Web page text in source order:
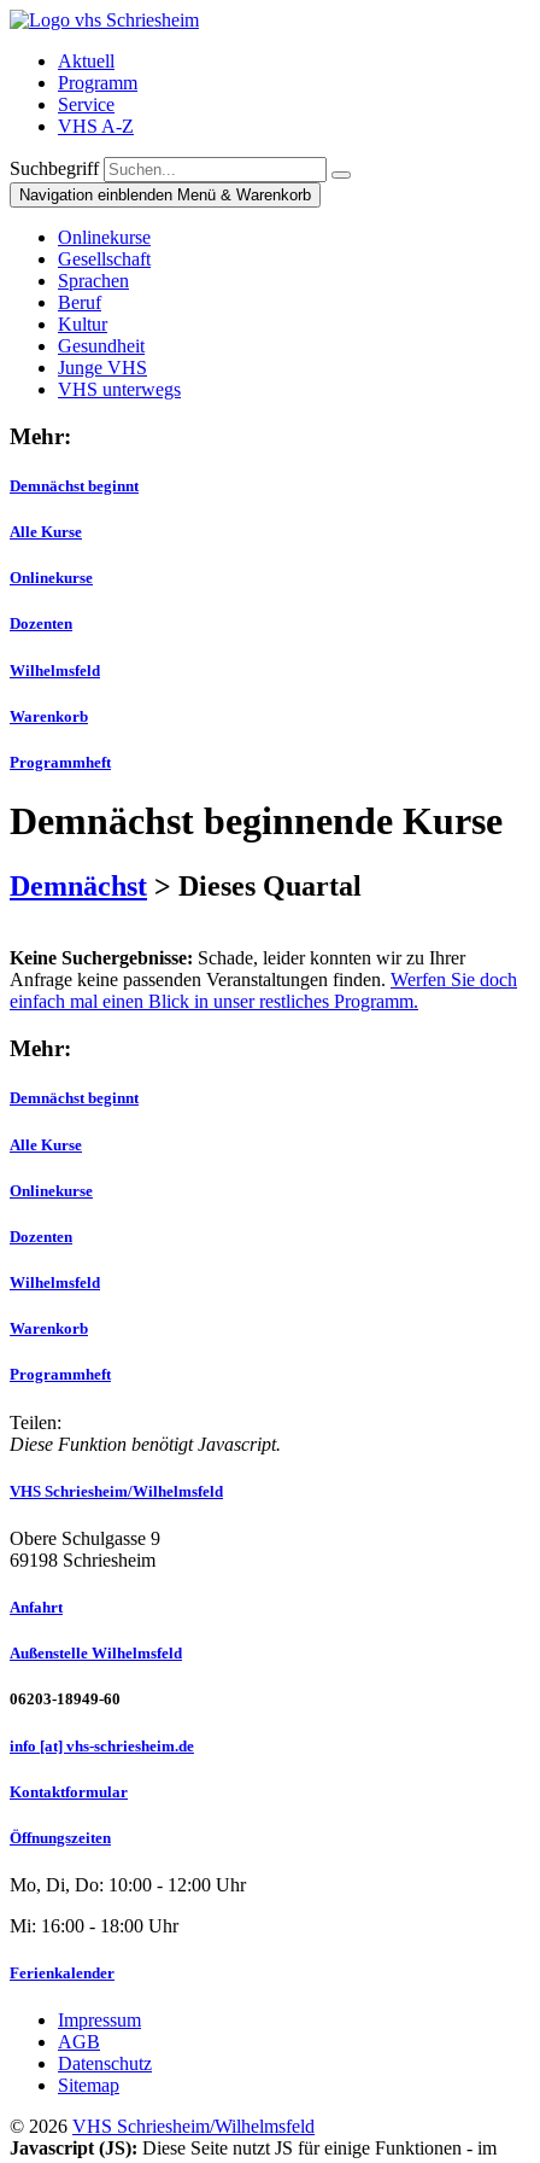
Aktuell
Programm
Service
VHS A-Z
Suchbegriff
Navigation einblenden Menü & Warenkorb
Onlinekurse
Gesellschaft
Sprachen
Beruf
Kultur
Gesundheit
Junge VHS
VHS unterwegs
Mehr:
Demnächst beginnt
Alle Kurse
Onlinekurse
Dozenten
Wilhelmsfeld
Warenkorb
Programmheft
Demnächst beginnende Kurse
Demnächst > Dieses Quartal
Keine Suchergebnisse: Schade, leider konnten wir zu Ihrer
Anfrage keine passenden Veranstaltungen finden. Werfen Sie doch
einfach mal einen Blick in unser restliches Programm.
Mehr:
Demnächst beginnt
Alle Kurse
Onlinekurse
Dozenten
Wilhelmsfeld
Warenkorb
Programmheft
Teilen:
Diese Funktion benötigt Javascript.
VHS Schriesheim/Wilhelmsfeld
Obere Schulgasse 9
69198 Schriesheim
Anfahrt
Außenstelle Wilhelmsfeld
06203-18949-60
info [at] vhs-schriesheim.de
Kontaktformular
Öffnungszeiten
Mo, Di, Do: 10:00 - 12:00 Uhr
Mi: 16:00 - 18:00 Uhr
Ferienkalender
Impressum
AGB
Datenschutz
Sitemap
© 2026 VHS Schriesheim/Wilhelmsfeld
Javascript (JS): Diese Seite nutzt JS für einige Funktionen - im